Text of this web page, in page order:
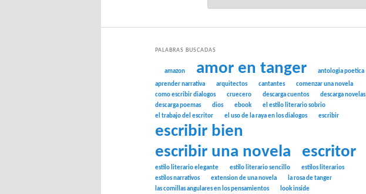
PALABRAS BUSCADAS
amazon amor en tanger
antologia poetica
aprender narrativa
arquitectos cantantes
comenzar una novela
como escribir dialogos
cruecero descarga cuentos
descarga novelas
descarga poemas
dios ebook
el estilo literario sobrio
el trabajo del escritor
el uso de la raya en los dialogos escribir
escribir bien
escribir una novela
escritor
estilo literario elegante estilo literario sencillo
estilos literarios
estilos narrativos
extension de una novela
la rosa de tanger
las comillas angulares en los pensamientos
look inside